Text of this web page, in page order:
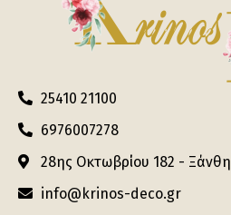
25410 21100
6976007278
28ης Οκτωβρίου 182 - Ξάνθη
info@krinos-deco.gr